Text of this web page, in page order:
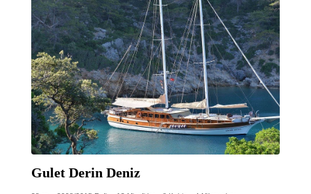
Gulet Derin Deniz